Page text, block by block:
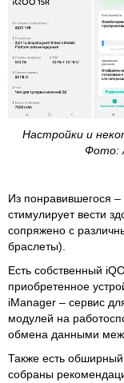
Настройки и
Фото:
Из понравившегося
стимулирует вести
сопряжено с
браслеты).
Есть собственный
приобретенное
iManager – сервис
модулей на
обмена данными
Также есть
собраны